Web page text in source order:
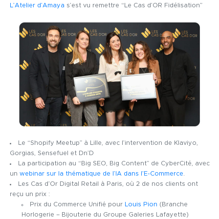
L’Atelier d’Amaya s’est vu remettre “Le Cas d’OR Fidélisation”
Le “Shopify Meetup” à Lille, avec l’intervention de Klaviyo,
Gorgias, Sensefuel et Dn’D
La participation au “Big SEO, Big Content” de CyberCité, avec
un webinar sur la thématique de l’IA dans l’E-Commerce.
Les Cas d’Or Digital Retail à Paris, où 2 de nos clients ont
reçu un prix :
Prix du Commerce Unifié pour Louis Pion (Branche
Horlogerie – Bijouterie du Groupe Galeries Lafayette)